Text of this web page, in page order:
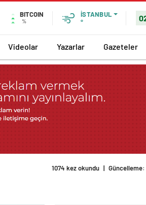
BITCOIN
%
İSTANBUL
°
Videolar Yazarlar Gazeteler
1074 kez okundu | Güncelleme: